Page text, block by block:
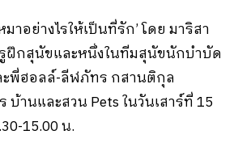
าอย่างไรให้เป็นที่รัก’ โดย มาริสา
ฝึกสุนัขและหนึ่งในทีมสุนัขนักบำบัด
ะพี่ฮอลล์-ลีฬภัทร กสานติกุล
านและสวน Pets ในวันเสาร์ที่ 15
15.00 น.